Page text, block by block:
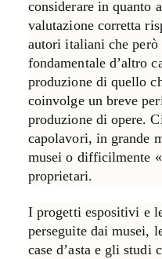
considerare in quanto
valutazione corretta
autori italiani che però
fondamentale d’altro
produzione di quello
coinvolge un breve
produzione di opere.
capolavori, in grande
musei o difficilmente
proprietari.
I progetti espositivi e
perseguite dai musei,
case d’asta e gli studi